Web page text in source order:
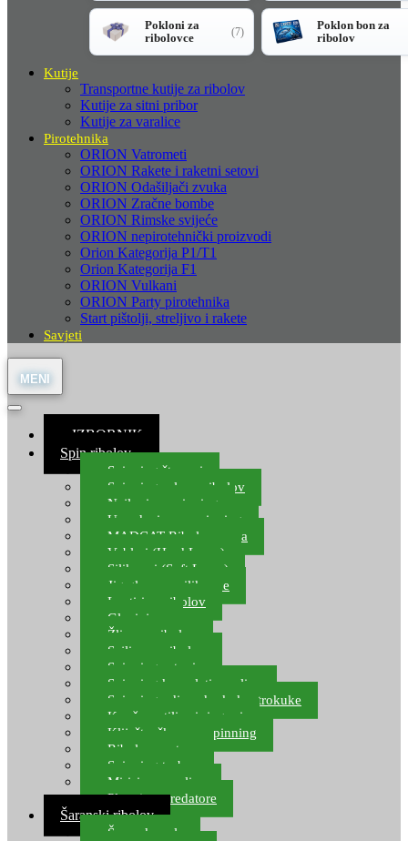
Pokloni za
ribolovce
(7)
Poklon bon za
ribolov
Kutije
Transportne kutije za ribolov
Kutije za sitni pribor
Kutije za varalice
Pirotehnika
ORION Vatrometi
ORION Rakete i raketni setovi
ORION Odašiljači zvuka
ORION Zračne bombe
ORION Rimske svijeće
ORION nepirotehnički proizvodi
Orion Kategorija P1/T1
Orion Kategorija F1
ORION Vulkani
ORION Party pirotehnika
Start pištolji, streljivo i rakete
Savjeti
≡ IZBORNIK
Spin ribolov
Spinning štapovi
Spinning role za ribolov
Najloni za spinning
Upredenice za spinning
MADCAT Ribolov soma
Vobleri (Hard Lures)
Silikonci (Soft Lures)
Jig glave za silikonce
Leptiri za ribolov
Glavinjare
Žlice za ribolov
Sajlice za ribolov
Spinning setovi
Spinning kompleti varalica
Spinning udice, dvokuke, trokuke
Kopče, vrtilice i ringovi
Kliješta, škare za spinning
Ribolov pastrve
Spinning torbe
Mirisi za varalice
Plovci za predatore
Šaranski ribolov
Šaranske role